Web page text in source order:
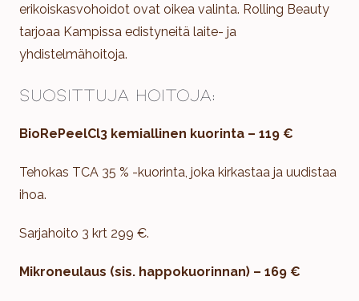
erikoiskasvohoidot ovat oikea valinta. Rolling Beauty
tarjoaa Kampissa edistyneitä laite- ja
yhdistelmähoitoja.
Suosittuja hoitoja:
BioRePeelCl3 kemiallinen kuorinta – 119 €
Tehokas TCA 35 % -kuorinta, joka kirkastaa ja uudistaa
ihoa.
Sarjahoito 3 krt 299 €.
Mikroneulaus (sis. happokuorinnan) – 169 €